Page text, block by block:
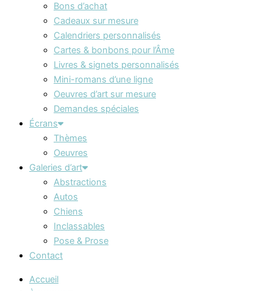
Bons d’achat
Cadeaux sur mesure
Calendriers personnalisés
Cartes & bonbons pour l’Âme
Livres & signets personnalisés
Mini-romans d’une ligne
Oeuvres d’art sur mesure
Demandes spéciales
Écrans
Thèmes
Oeuvres
Galeries d’art
Abstractions
Autos
Chiens
Inclassables
Pose & Prose
Contact
Accueil